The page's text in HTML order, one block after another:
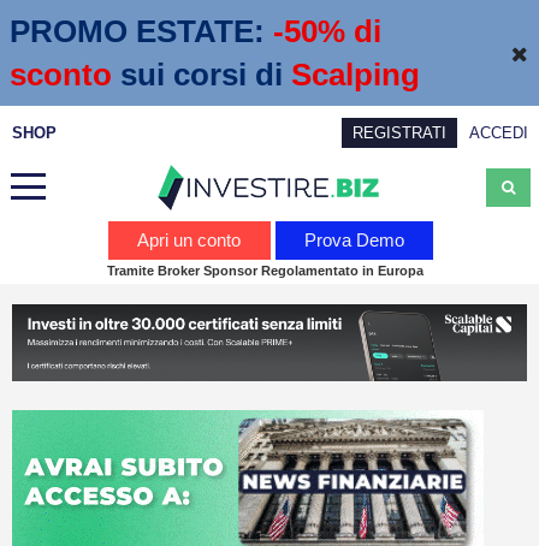
PROMO ESTATE: -50% di
sconto sui corsi di Scalping
SHOP REGISTRATI ACCEDI
Calendario economico
Webinar
Trading
Education
Apri un conto Prova Demo
Tramite Broker Sponsor Regolamentato in Europa